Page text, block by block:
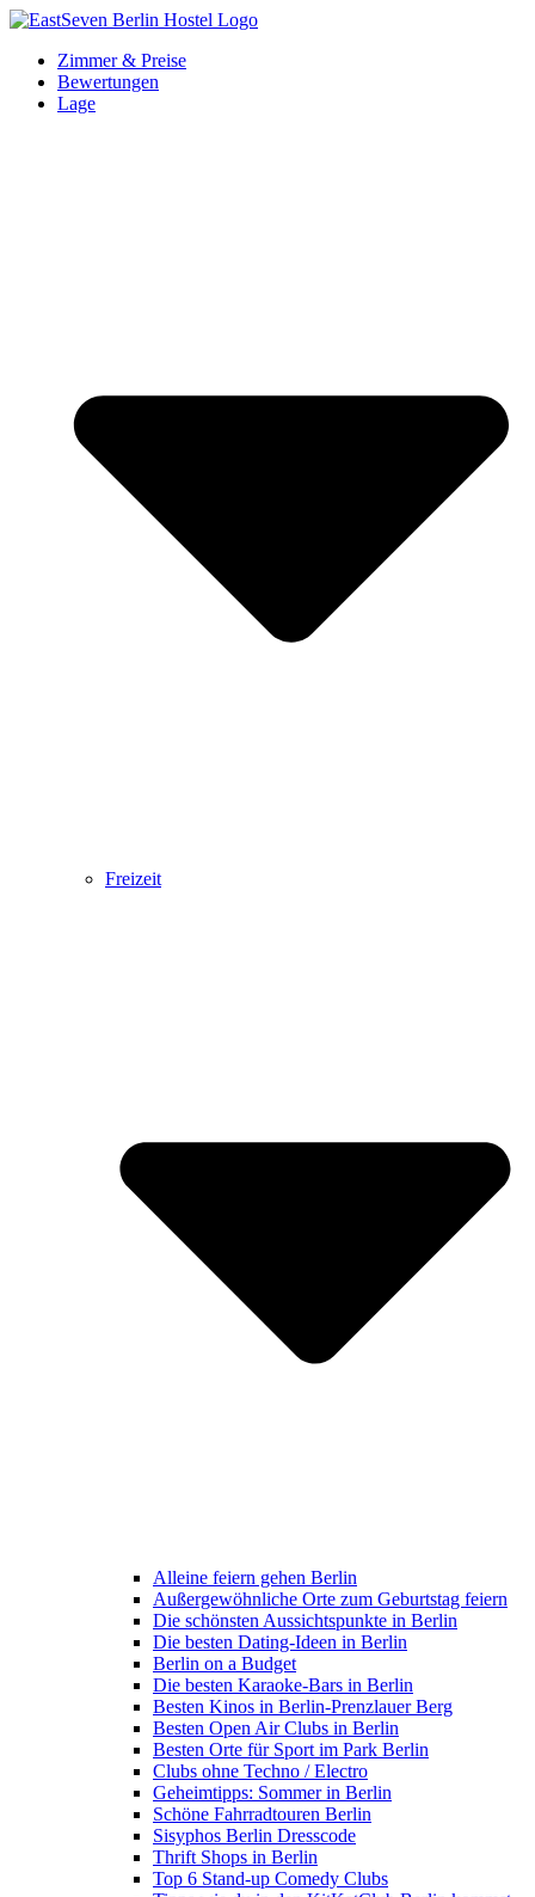
Zum
springenZimmer & Preise
Bewertungen
Lage
Freizeit
Alleine feiern gehen Berlin
Außergewöhnliche Orte zum Geburtstag feiern
Die schönsten Aussichtspunkte in Berlin
Die besten Dating-Ideen in Berlin
Berlin on a Budget
Die besten Karaoke-Bars in Berlin
Besten Kinos in Berlin-Prenzlauer Berg
Besten Open Air Clubs in Berlin
Besten Orte für Sport im Park Berlin
Clubs ohne Techno / Electro
Geheimtipps: Sommer in Berlin
Schöne Fahrradtouren Berlin
Sisyphos Berlin Dresscode
Thrift Shops in Berlin
Top 6 Stand-up Comedy Clubs